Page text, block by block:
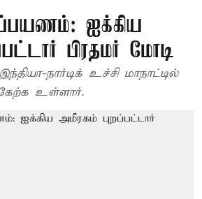
ஐக்கிய
பிரதமர் மோடி
நார்டிக் உச்சி மாநாட்டில்
உள்ளார்.